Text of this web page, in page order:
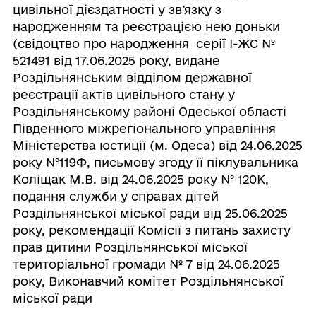
цивільної дієздатності у зв’язку з
народженням та реєстрацією нею доньки
(свідоцтво про народження серії І-ЖС №
521491 від 17.06.2025 року, видане
Роздільнянським відділом державної
реєстрації актів цивільного стану у
Роздільнянському районі Одеської області
Південного міжрегіонального управління
Міністерства юстиції (м. Одеса) від 24.06.2025
року №119Ф, письмову згоду її піклувальника
Коліщак М.В. від 24.06.2025 року № 120К,
подання служби у справах дітей
Роздільнянської міської ради від 25.06.2025
року, рекомендації Комісії з питань захисту
прав дитини Роздільнянської міської
територіальної громади № 7 від 24.06.2025
року, Виконавчий комітет Роздільнянської
міської ради